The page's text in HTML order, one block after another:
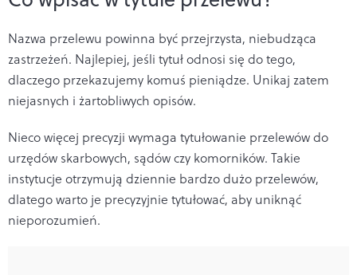
Nazwa przelewu powinna być przejrzysta, niebudząca
zastrzeżeń. Najlepiej, jeśli tytuł odnosi się do tego,
dlaczego przekazujemy komuś pieniądze. Unikaj zatem
niejasnych i żartobliwych opisów.
Nieco więcej precyzji wymaga tytułowanie przelewów do
urzędów skarbowych, sądów czy komorników. Takie
instytucje otrzymują dziennie bardzo dużo przelewów,
dlatego warto je precyzyjnie tytułować, aby uniknąć
nieporozumień.